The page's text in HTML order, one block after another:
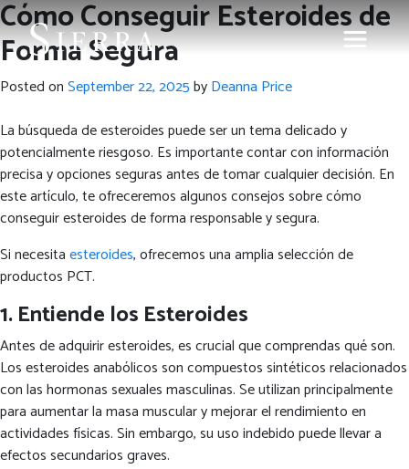
Cómo Conseguir Esteroides de
Forma Segura
Posted onSeptember 22, 2025byDeanna Price
La búsqueda de esteroides puede ser un tema delicado y
potencialmente riesgoso. Es importante contar con información
precisa y opciones seguras antes de tomar cualquier decisión. En
este artículo, te ofreceremos algunos consejos sobre cómo
conseguir esteroides de forma responsable y segura.
Si necesitaesteroides, ofrecemos una amplia selección de
productos PCT.
1. Entiende los Esteroides
Antes de adquirir esteroides, es crucial que comprendas qué son.
Los esteroides anabólicos son compuestos sintéticos relacionados
con las hormonas sexuales masculinas. Se utilizan principalmente
para aumentar la masa muscular y mejorar el rendimiento en
actividades físicas. Sin embargo, su uso indebido puede llevar a
efectos secundarios graves.